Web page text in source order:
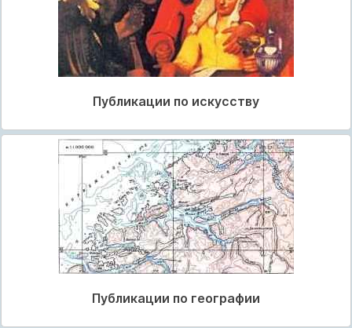
Публикации по искусству
Публикации по географии